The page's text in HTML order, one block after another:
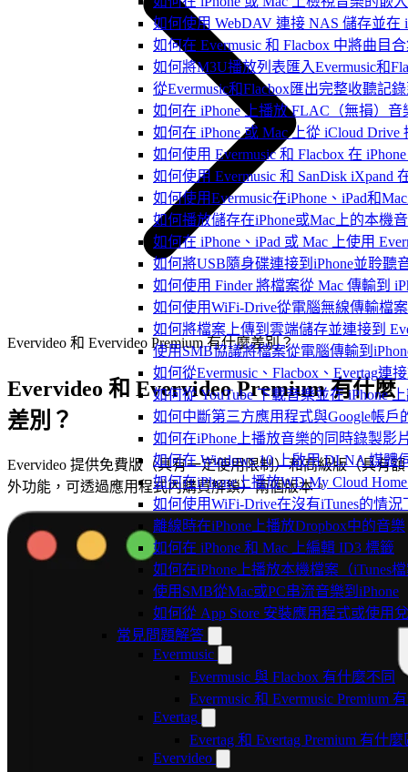
如何使用 WebDAV 連接 NAS 儲存並在
如何在 Evermusic 和 Flacbox 中將曲目
如何將M3U播放列表匯入Evermusic和
從Evermusic和Flacbox匯出完整收聽記
如何在 iPhone 上播放 FLAC（無損）音
如何在 iPhone 或 Mac 上從 iCloud Drive
如何使用 Evermusic 和 Flacbox 在
如何使用 Evermusic 和 SanDisk iXpand
如何使用Evermusic在iPhone、iPad和
如何播放儲存在iPhone或Mac上的本機
如何在 iPhone、iPad 或 Mac 上使用
如何將USB隨身碟連接到iPhone並聆聽
如何使用 Finder 將檔案從 Mac 傳輸到
如何使用WiFi-Drive從電腦無線傳輸檔案
如何將檔案上傳到雲端儲存並連接到
使用SMB協議將檔案從電腦傳輸到
如何從Evermusic、Flacbox、Evertag連
如何從 YouTube 下載音樂並在 iPhone
如何中斷第三方應用程式與Google帳戶
如何在iPhone上播放音樂的同時錄製影
如何在 Windows 10 上啟用 DLNA 媒體
如何在iPhone上播放WD My Cloud
如何使用WiFi-Drive在沒有iTunes的情
離線時在iPhone上播放Dropbox中的音樂
如何在 iPhone 和 Mac 上編輯 ID3 標籤
如何在iPhone上播放本機檔案（iTunes
使用SMB從Mac或PC串流音樂到iPhone
如何從 App Store 安裝應用程式或使用
常見問題解答
Evermusic
Evermusic 與 Flacbox 有什麼不同
Evermusic 和 Evermusic Premium
Evertag
Evertag 和 Evertag Premium 有什
Evervideo
Evervideo 和 Evervideo Premium 有什麼差別？
Evervideo 和 Evervideo Premium 有什麼
差別？
Evervideo 提供免費版（具有一定使用限制）和高級版（具有額
外功能，可透過應用程式內購買解鎖）兩個版本。